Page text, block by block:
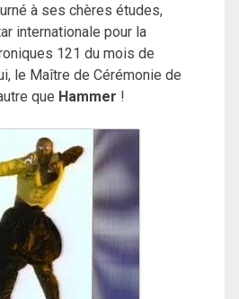
à ses chères études,
internationale pour la
121 du mois de
le Maître de Cérémonie de
que Hammer !